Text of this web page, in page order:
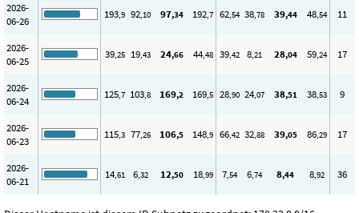
2026-
06-26
193,9 92,10 97,34 192,7 62,54 38,78 39,44 48,54 11
2026-
06-25
39,25 19,43 24,66 44,48 39,42 8,21 28,04 59,24 17
2026-
06-24
125,7 103,8 169,2 169,5 28,90 24,07 38,51 38,53 9
2026-
06-23
115,3 77,26 106,5 148,9 66,42 32,88 39,05 86,29 17
2026-
06-21
14,61 6,32 12,50 18,99 7,54 6,74 8,44 8,92 36